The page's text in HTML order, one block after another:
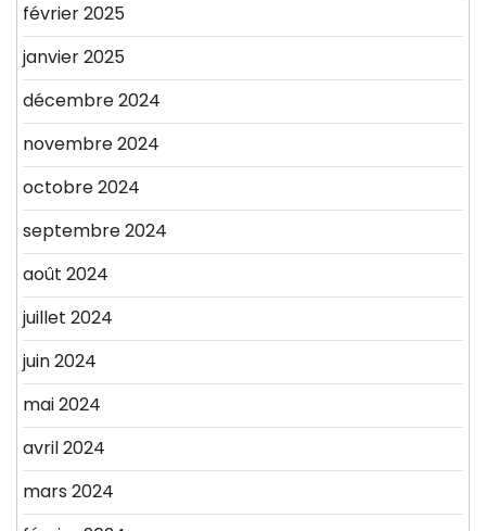
février 2025
janvier 2025
décembre 2024
novembre 2024
octobre 2024
septembre 2024
août 2024
juillet 2024
juin 2024
mai 2024
avril 2024
mars 2024